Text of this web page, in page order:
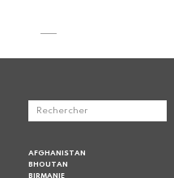
AFGHANISTAN
BHOUTAN
BIRMANIE